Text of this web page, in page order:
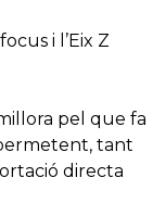
i l’Eix Z
pel que fa
tant
directa